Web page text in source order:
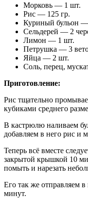
Морковь — 1 шт.
Рис — 125 гр.
Куриный бульон
Сельдерей — 2
Лимон — 1 шт.
Петрушка — 3
Яйца — 2 шт.
Соль, перец,
Приготовление:
Рис тщательно
кубиками среднего
В кастрюлю наливаем
добавляем в него рис и
Теперь всё вместе
закрытой крышкой 10
помыть и нарезать
Его так же отправляем
минут.